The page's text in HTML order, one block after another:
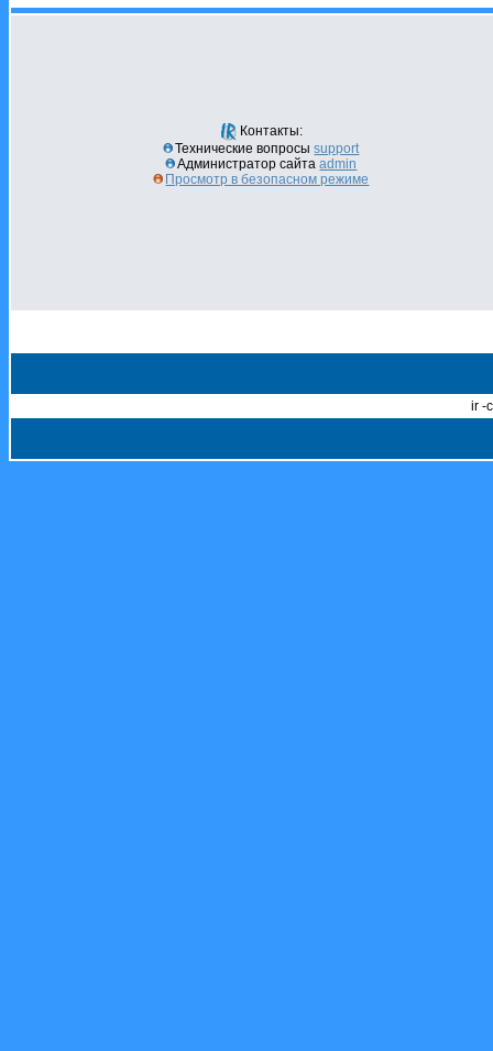
Контакты:
Технические вопросыsupport
Администратор сайтаadmin
Просмотр в безопасном режиме
ir -